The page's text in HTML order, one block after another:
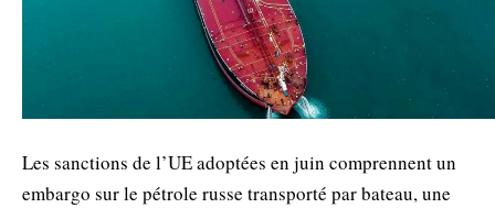
Les sanctions de l’UE adoptées en juin comprennent un
embargo sur le pétrole russe transporté par bateau, une